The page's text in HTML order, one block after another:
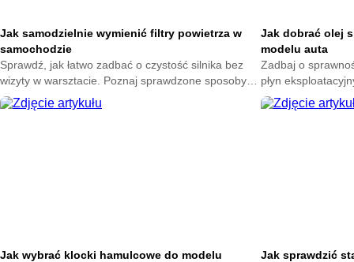
Jak samodzielnie wymienić filtry powietrza w
samochodzie
Sprawdź, jak łatwo zadbać o czystość silnika bez
wizyty w warsztacie. Poznaj sprawdzone sposoby
na wybór dobrych części i uniknij kosztownych
pomyłek przy ich wymianie.
Jak dobrać olej
modelu auta
Zadbaj o
płyn
dowiedz się, jak
swojego
Jak wybrać klocki hamulcowe do modelu
Jak sprawdzić